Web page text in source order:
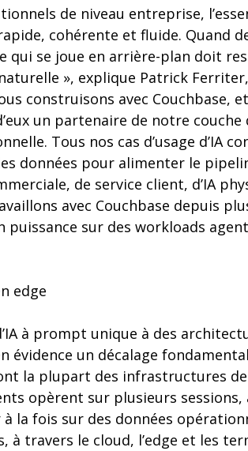
de niveau entreprise,
cohérente et fluide. Quand
qui se joue en arrière-plan doit
», explique Patrick Ferriter,
construisons avec Couchbase,
un partenaire de notre
Tous nos cas d’usage d’IA
données pour alimenter le
de service client, d’IA
avec Couchbase depuis
sur des workloads
edge
à prompt unique à des
évidence un décalage
la plupart des infrastructures
opèrent sur plusieurs
la fois sur des données
travers le cloud, l’edge et les